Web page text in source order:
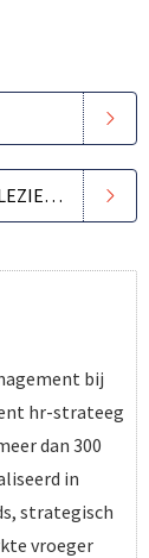
MOTIVATIE CALLCENTERMEDEWERKERS: PLEZIER DOET BLIJVEN
bij
hr-strateeg
dan 300
in
strategisch
vroeger